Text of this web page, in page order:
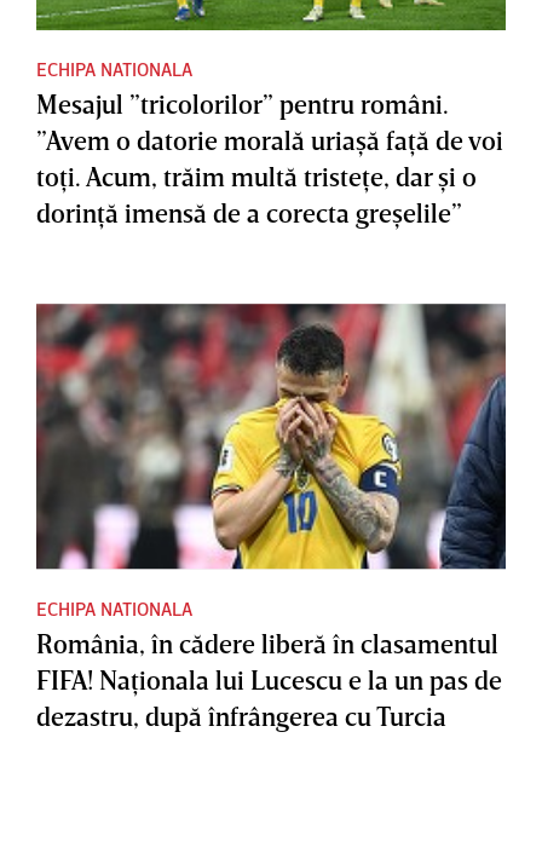
ECHIPA NATIONALA
Mesajul ”tricolorilor” pentru români.
”Avem o datorie morală uriaşă faţă de voi
toţi. Acum, trăim multă tristeţe, dar şi o
dorinţă imensă de a corecta greşelile”
ECHIPA NATIONALA
România, în cădere liberă în clasamentul
FIFA! Naţionala lui Lucescu e la un pas de
dezastru, după înfrângerea cu Turcia